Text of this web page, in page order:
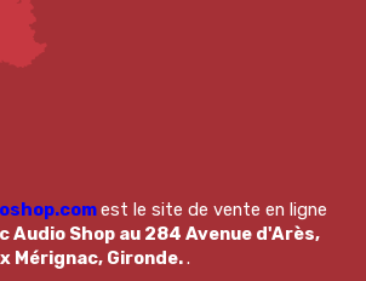
est le site de vente en ligne
Audio Shop au 284 Avenue d'Arès,
Mérignac, Gironde..